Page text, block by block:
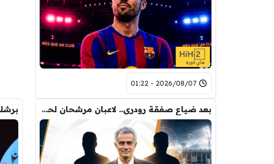
2026/08/07 - 01:22
بعد ضياع صفقة رودري.. لاعبان مرشحان لحل أزمة ريال مدريد